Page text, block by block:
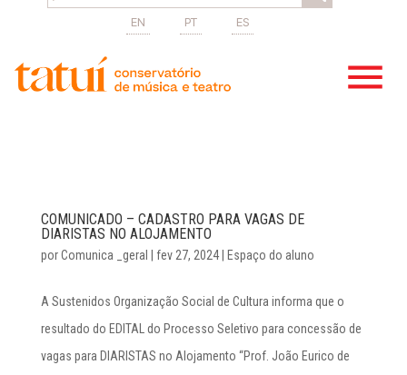
EN PT ES
COMUNICADO – CADASTRO PARA VAGAS DE
DIARISTAS NO ALOJAMENTO
porComunica _geral fev 27, 2024| Espaço do aluno
A Sustenidos Organização Social de Cultura informa que o
resultado do EDITAL do Processo Seletivo para concessão de
vagas para DIARISTAS no Alojamento “Prof. João Eurico de